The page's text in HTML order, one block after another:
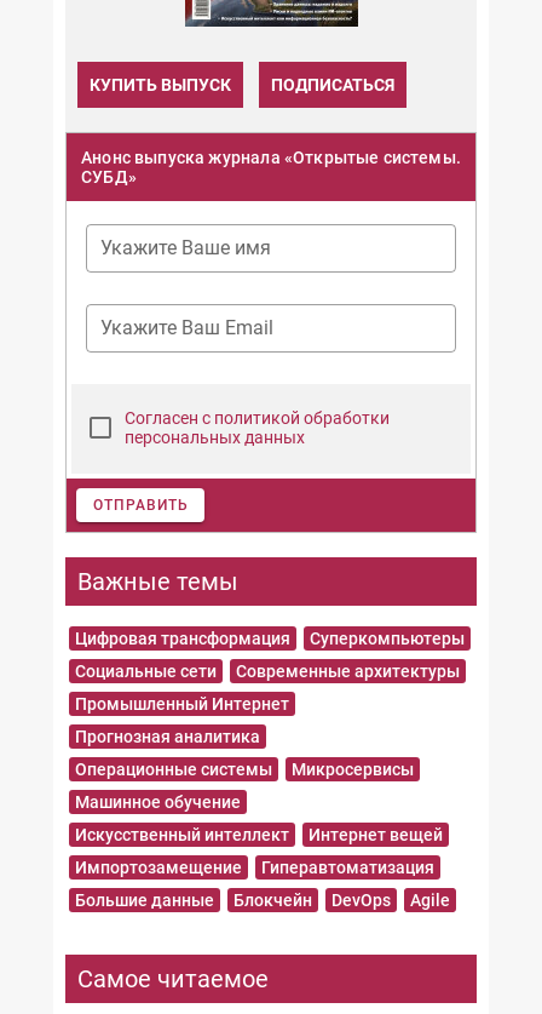
КУПИТЬ ВЫПУСК ПОДПИСАТЬСЯ
Анонс выпуска журнала «Открытые системы.
СУБД»
Укажите Ваше имя
Укажите Ваш Email
Согласен с политикой обработки
персональных данных
ОТПРАВИТЬ
Важные темы
Цифровая трансформация
Суперкомпьютеры
Социальные сети
Современные архитектуры
Промышленный Интернет
Прогнозная аналитика
Операционные системы
Микросервисы
Машинное обучение
Искусственный интеллект
Интернет вещей
Импортозамещение
Гиперавтоматизация
Большие данные
Блокчейн DevOps Agile
Самое читаемое